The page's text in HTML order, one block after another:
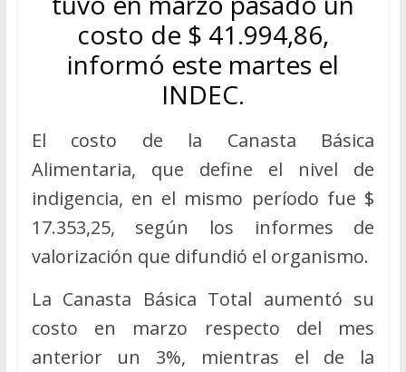
costo de $ 41.994,86,
informó este martes el
INDEC.
El costo de la Canasta Básica
Alimentaria, que define el nivel de
indigencia, en el mismo período fue $
17.353,25, según los informes de
valorización que difundió el organismo.
La Canasta Básica Total aumentó su
costo en marzo respecto del mes
anterior un 3%, mientras el de la